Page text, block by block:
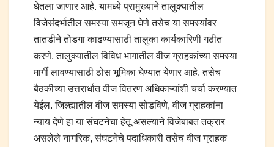
घेतला जाणार आहे. यामध्ये प्रामुख्याने तालुक्यातील
विजेसंदर्भातील समस्या समजून घेणे तसेच या समस्यांवर
तातडीने तोडगा काढण्यासाठी तालुका कार्यकारिणी गठीत
करणे, तालुक्यातील विविध भागातील वीज ग्राहकांच्या समस्या
मार्गी लावण्यासाठी ठोस भूमिका घेण्यात येणार आहे. तसेच
बैठकीच्या उत्तरार्धात वीज वितरण अधिकाऱ्यांशी चर्चा करण्यात
येईल. जिल्ह्यातील वीज समस्या सोडविणे, वीज ग्राहकांना
न्याय देणे हा या संघटनेचा हेतू असल्याने विजेबाबत तक्रार
असलेले नागरिक, संघटनेचे पदाधिकारी तसेच वीज ग्राहक